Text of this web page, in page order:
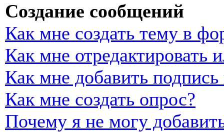
Создание сообщений
Как мне создать тему в
Как мне отредактировать
Как мне добавить
Как мне создать опрос?
Почему я не могу